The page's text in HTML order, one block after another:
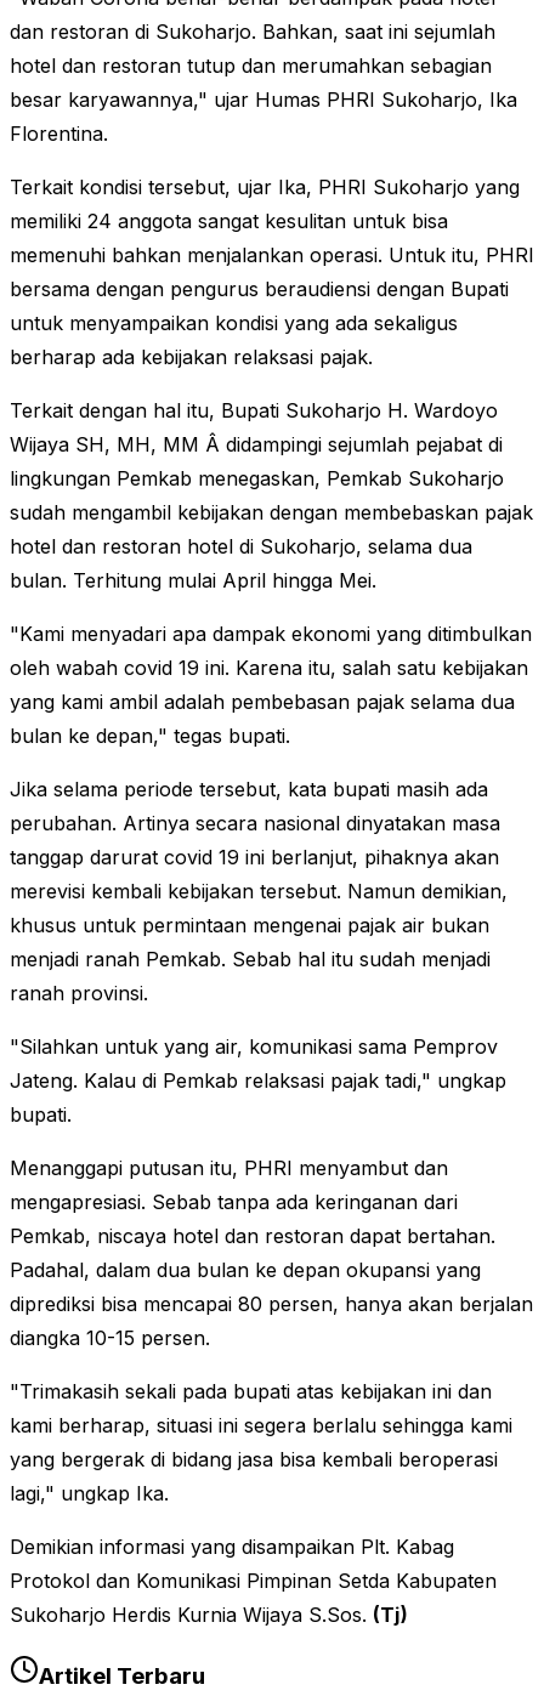
dan restoran di Sukoharjo. Bahkan, saat ini sejumlah
hotel dan restoran tutup dan merumahkan sebagian
besar karyawannya," ujar Humas PHRI Sukoharjo, Ika
Florentina.
Terkait kondisi tersebut, ujar Ika, PHRI Sukoharjo yang
memiliki 24 anggota sangat kesulitan untuk bisa
memenuhi bahkan menjalankan operasi. Untuk itu, PHRI
bersama dengan pengurus beraudiensi dengan Bupati
untuk menyampaikan kondisi yang ada sekaligus
berharap ada kebijakan relaksasi pajak.
Terkait dengan hal itu, Bupati Sukoharjo H. Wardoyo
Wijaya SH, MH, MM Â didampingi sejumlah pejabat di
lingkungan Pemkab menegaskan, Pemkab Sukoharjo
sudah mengambil kebijakan dengan membebaskan pajak
hotel dan restoran hotel di Sukoharjo, selama dua
bulan. Terhitung mulai April hingga Mei.
"Kami menyadari apa dampak ekonomi yang ditimbulkan
oleh wabah covid 19 ini. Karena itu, salah satu kebijakan
yang kami ambil adalah pembebasan pajak selama dua
bulan ke depan," tegas bupati.
Jika selama periode tersebut, kata bupati masih ada
perubahan. Artinya secara nasional dinyatakan masa
tanggap darurat covid 19 ini berlanjut, pihaknya akan
merevisi kembali kebijakan tersebut. Namun demikian,
khusus untuk permintaan mengenai pajak air bukan
menjadi ranah Pemkab. Sebab hal itu sudah menjadi
ranah provinsi.
"Silahkan untuk yang air, komunikasi sama Pemprov
Jateng. Kalau di Pemkab relaksasi pajak tadi," ungkap
bupati.
Menanggapi putusan itu, PHRI menyambut dan
mengapresiasi. Sebab tanpa ada keringanan dari
Pemkab, niscaya hotel dan restoran dapat bertahan.
Padahal, dalam dua bulan ke depan okupansi yang
diprediksi bisa mencapai 80 persen, hanya akan berjalan
diangka 10-15 persen.
"Trimakasih sekali pada bupati atas kebijakan ini dan
kami berharap, situasi ini segera berlalu sehingga kami
yang bergerak di bidang jasa bisa kembali beroperasi
lagi," ungkap Ika.
Demikian informasi yang disampaikan Plt. Kabag
Protokol dan Komunikasi Pimpinan Setda Kabupaten
Sukoharjo Herdis Kurnia Wijaya S.Sos. (Tj)
Artikel Terbaru